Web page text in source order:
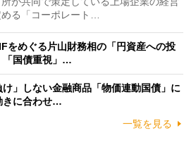
る「コーポレート…
をめぐる片山財務相の「円資産への投
国債重視」…
」しない金融商品「物価連動国債」に
に合わせ…
一覧を見る